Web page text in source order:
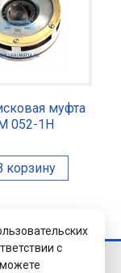
муфта
052-1Н
с